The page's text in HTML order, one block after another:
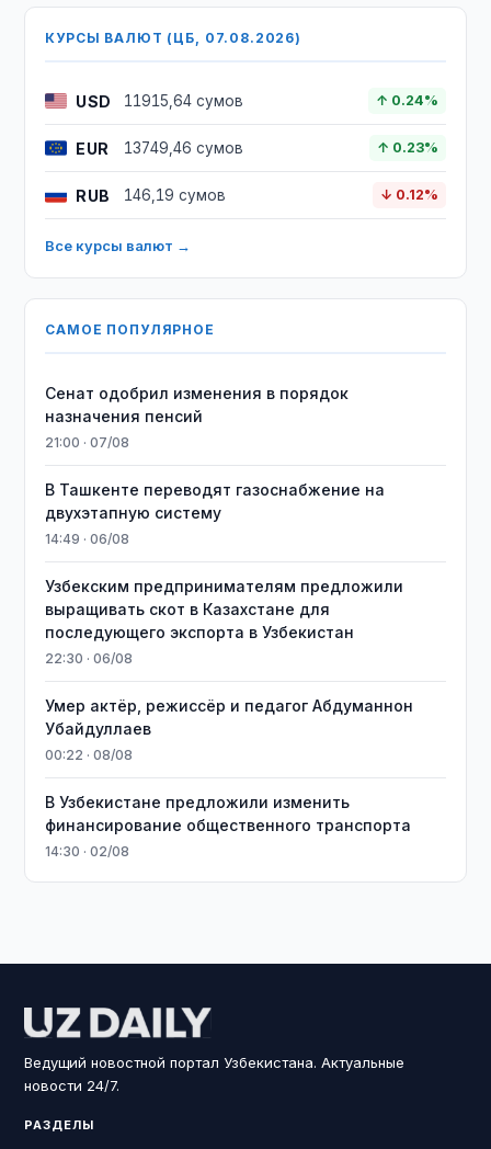
КУРСЫ ВАЛЮТ (ЦБ, 07.08.2026)
USD 11915,64 сумов ↑ 0.24%
EUR 13749,46 сумов ↑ 0.23%
RUB 146,19 сумов ↓ 0.12%
Все курсы валют →
САМОЕ ПОПУЛЯРНОЕ
Сенат одобрил изменения в порядок
назначения пенсий
21:00 · 07/08
В Ташкенте переводят газоснабжение на
двухэтапную систему
14:49 · 06/08
Узбекским предпринимателям предложили
выращивать скот в Казахстане для
последующего экспорта в Узбекистан
22:30 · 06/08
Умер актёр, режиссёр и педагог Абдуманнон
Убайдуллаев
00:22 · 08/08
В Узбекистане предложили изменить
финансирование общественного транспорта
14:30 · 02/08
Ведущий новостной портал Узбекистана. Актуальные
новости 24/7.
РАЗДЕЛЫ